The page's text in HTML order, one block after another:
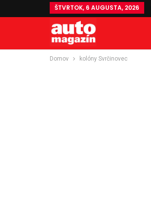
ŠTVRTOK, 6 AUGUSTA, 2026
Domov kolóny Svrčinovec